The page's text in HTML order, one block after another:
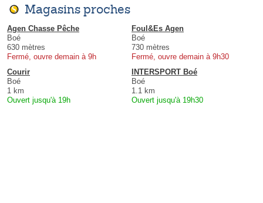
Magasins proches
Agen Chasse Pêche
Boé
630 mètres
Fermé, ouvre demain à 9h
Foul&Es Agen
Boé
730 mètres
Fermé, ouvre demain à 9h30
Courir
Boé
1 km
Ouvert jusqu'à 19h
INTERSPORT Boé
Boé
1.1 km
Ouvert jusqu'à 19h30